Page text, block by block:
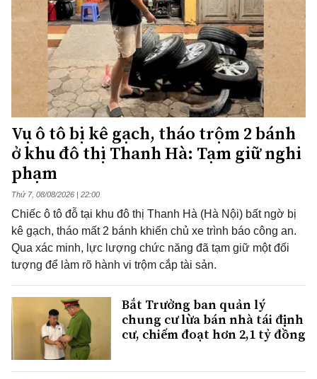
Vụ ô tô bị kê gạch, tháo trộm 2 bánh
ở khu đô thị Thanh Hà: Tạm giữ nghi
phạm
Thứ 7, 08/08/2026 | 22:00
Chiếc ô tô đỗ tại khu đô thị Thanh Hà (Hà Nội) bất ngờ bị
kê gạch, tháo mất 2 bánh khiến chủ xe trình báo công an.
Qua xác minh, lực lượng chức năng đã tạm giữ một đối
tượng để làm rõ hành vi trộm cắp tài sản.
Bắt Trưởng ban quản lý
chung cư lừa bán nhà tái định
cư, chiếm đoạt hơn 2,1 tỷ đồng